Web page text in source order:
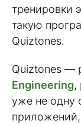
тренировки
такую
Quiztones.
Quiztones —
Engineering,
уже не одну